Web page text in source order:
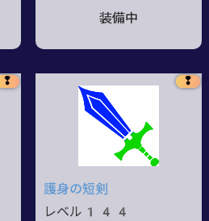
装備中
❢ ❢
護身の短剣
レベル144